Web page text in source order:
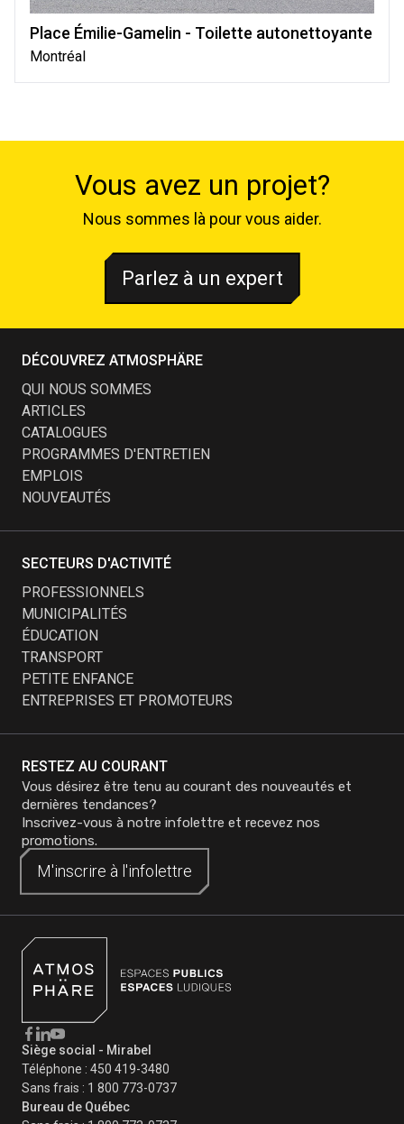
Place Émilie-Gamelin - Toilette autonettoyante
Montréal
Vous avez un projet?
Nous sommes là pour vous aider.
Parlez à un expert
Siège social - Mirabel
Téléphone : 450 419-3480
Sans frais : 1 800 773-0737
Bureau de Québec
RESTEZ AU COURANT
Vous désirez être tenu au courant des nouveautés et
dernières tendances?
Inscrivez-vous à notre infolettre et recevez nos
promotions.
M'inscrire à l'infolettre
M'inscrire à l'infolettre
DÉCOUVREZ ATMOSPHÄRE
QUI NOUS SOMMES
ARTICLES
CATALOGUES
PROGRAMMES D'ENTRETIEN
EMPLOIS
NOUVEAUTÉS
SECTEURS D'ACTIVITÉ
PROFESSIONNELS
MUNICIPALITÉS
ÉDUCATION
TRANSPORT
PETITE ENFANCE
ENTREPRISES ET PROMOTEURS